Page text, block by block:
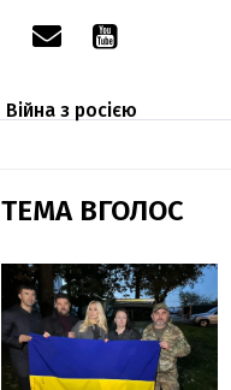
Війна з росією
ТЕМА ВГОЛОС